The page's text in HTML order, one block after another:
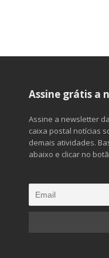
Assine grátis a
Assine a newsletter
caixa postal notícias
demais atividades.
abaixo e clicar no